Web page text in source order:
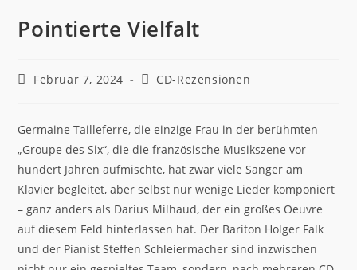
Pointierte Vielfalt
Beitrag
Februar 7, 2024
Beitrags-
CD-Rezensionen
Germaine Tailleferre, die einzige Frau in der berühmten
„Groupe des Six“, die die französische Musikszene vor
hundert Jahren aufmischte, hat zwar viele Sänger am
Klavier begleitet, aber selbst nur wenige Lieder komponiert
– ganz anders als Darius Milhaud, der ein großes Oeuvre
auf diesem Feld hinterlassen hat. Der Bariton Holger Falk
und der Pianist Steffen Schleiermacher sind inzwischen